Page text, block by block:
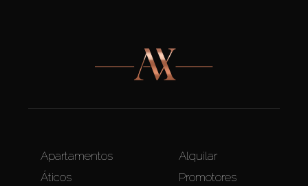
Apartamentos
Áticos
Alquilar
Promotores